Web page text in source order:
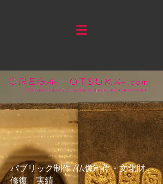
パブリック制作 /仏像制作・文化財
修復実績